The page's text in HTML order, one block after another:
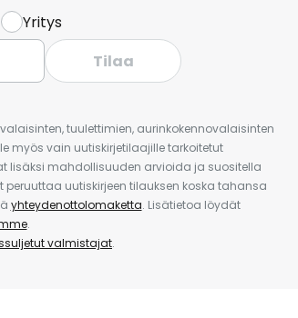
Yritys
Tilaa
tuulettimien, aurinkokennovalaisinten
myös vain uutiskirjetilaajille tarkoitetut
lisäksi mahdollisuuden arvioida ja suositella
uutiskirjeen tilauksen koska tahansa
yhteydenottolomaketta. Lisätietoa löydät
.
valmistajat.